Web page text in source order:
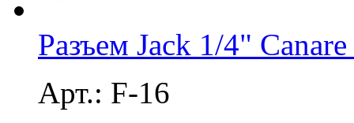
Разъем Jack 1/4"
Арт.: F-16